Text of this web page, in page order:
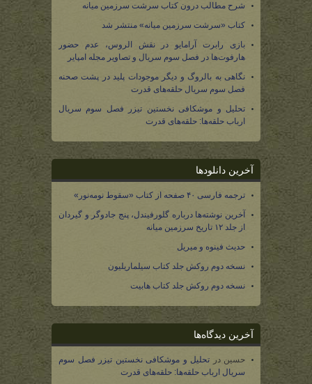
شرح مطالب درون کتاب سرشت سرزمین میانه
کتاب «سرشت سرزمین میانه» منتشر شد
بازی رابرت آرامایو در نقش الروس، عدم حضور
هارفوت‌ها در فصل سوم سریال و تصاویر مجله امپایر
نگاهی به بالروگ و دیگر موجودات پلید در پشت صحنه
فصل سوم سریال حلقه‌های قدرت
تحلیل و موشکافی نخستین تیزر فصل سوم سریال
ارباب حلقه‌ها: حلقه‌های قدرت
آخرین دانلودها
ترجمه فارسی ۴۰ صفحه از کتاب «سقوط نومه‌نور»
آخرین نوشته‌ها درباره گلورفیندل، پنج جادوگر و گیردان
از جلد ۱۲ تاریخ سرزمین میانه
حدیث فینوه و میریل
نسخه دوم روکش جلد کتاب سیلماریلیون
نسخه دوم روکش جلد کتاب هابیت
آخرین دیدگاه‌ها
حسین در تحلیل و موشکافی نخستین تیزر فصل سوم
سریال ارباب حلقه‌ها: حلقه‌های قدرت